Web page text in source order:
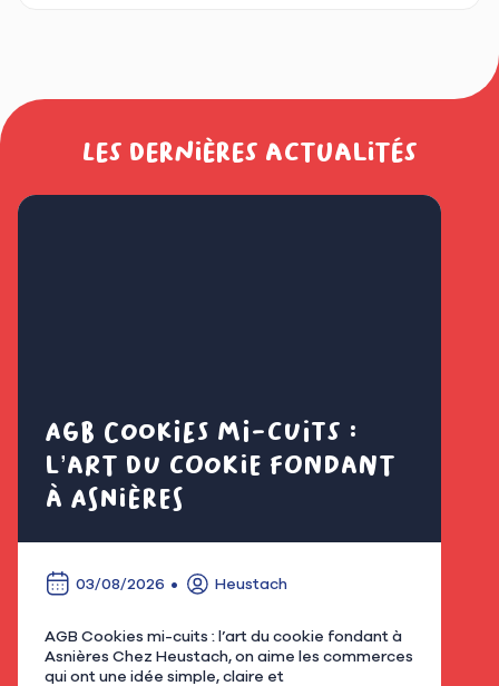
Les dernières actualités
AGB Cookies mi-cuits :
l’art du cookie fondant
à Asnières
03/08/2026 Heustach
AGB Cookies mi-cuits : l’art du cookie fondant à
Asnières Chez Heustach, on aime les commerces
qui ont une idée simple, claire et